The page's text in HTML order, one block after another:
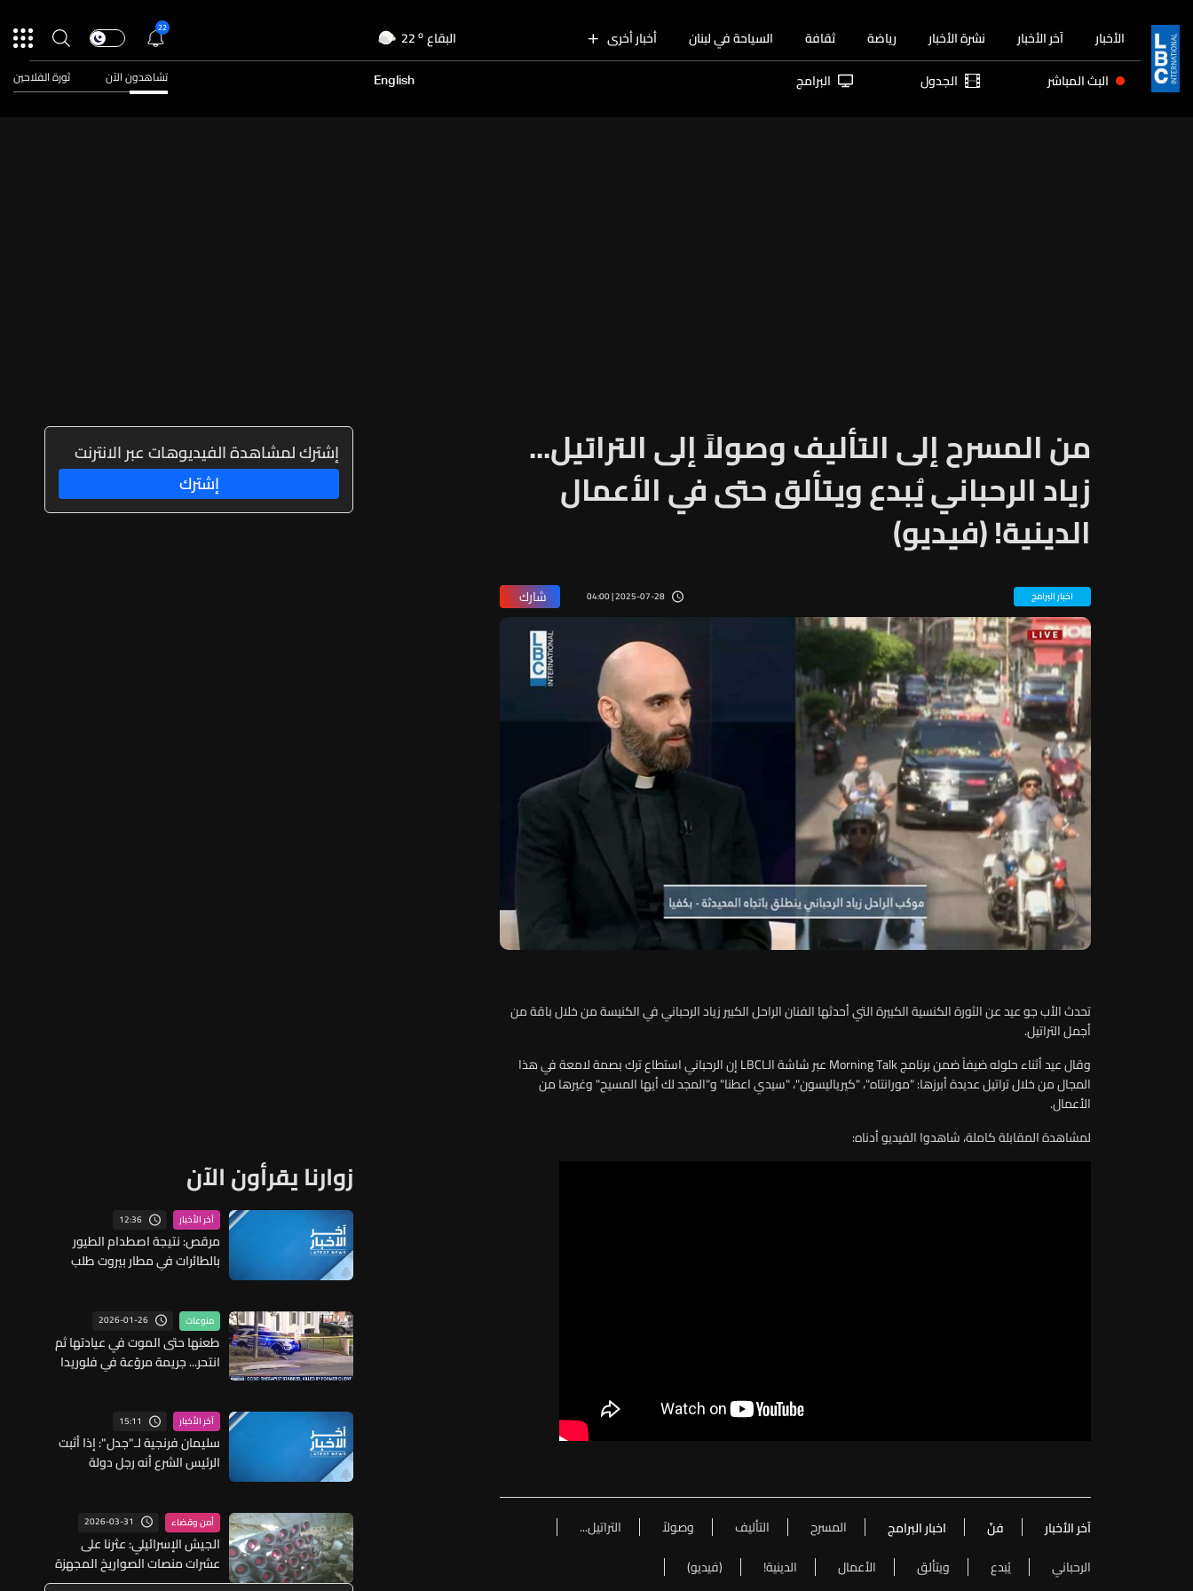
الأخبار آخر الأخبار نشرة الأخبار رياضة ثقافة السياحة في لبنان أخبار أخرى البقاع 22 o
الجنوب 26o
27
22
البث المباشر الجدول البرامج English تشاهدون الآن ثورة الفلاحين
من المسرح إلى التأليف وصولاً إلى التراتيل...
زياد الرحباني يُبدع ويتألق حتى في الأعمال
الدينية! (فيديو)
اخبار البرامج 2025-07-28 | 04:00 شارك
تحدث الأب جو عيد عن الثورة الكنسية الكبيرة التي أحدثها الفنان الراحل الكبير زياد الرحباني في الكنيسة من خلال باقة من
أجمل التراتيل.
وقال عيد أثناء حلوله ضيفاً ضمن برنامجMorning Talkعبر شاشة الـLBCIإن الرحباني استطاع ترك بصمة لامعة في هذا
المجال من خلال تراتيل عديدة أبرزها: "مورانتاه"، "كيرياليسون"، "سيدي اعطنا" و"المجد لك أيها المسيح" وغيرها من
الأعمال.
لمشاهدة المقابلة كاملة، شاهدوا الفيديو أدناه:
آخر الأخبار فنّ اخبار البرامج المسرح التأليف وصولاً
التراتيل...
الرحباني
يُبدع ويتألق الأعمال الدينية! (فيديو)
إشترك لمشاهدة الفيديوهات عبر الانترنت
إشترك
زوارنا يقرأون الآن
آخر الأخبار 12:36
مرقص: نتيجة اصطدام الطيور
بالطائرات في مطار بيروت طلب
شعاع 5 كيلومترات من حرم المطار
وإقفال تلك المفتوحة في هذا
النطاق
منوعات 2026-01-26
طعنها حتى الموت في عيادتها ثم
انتحر... جريمة مروّعة في فلوريدا
آخر الأخبار 15:11
سليمان فرنجية لـ"جدل": إذا أثبت
الرئيس الشرع أنه رجل دولة
والعلوي والشيعي إنهم مطمئنون
وكنت أفضل لو كان النظام الجديد
علمانياً
أمن وقضاء 2026-03-31
الجيش الإسرائيلي: عثرنا على
عشرات منصات الصواريخ المجهزة
للإطلاق في جنوب لبنان ودمرنا 180